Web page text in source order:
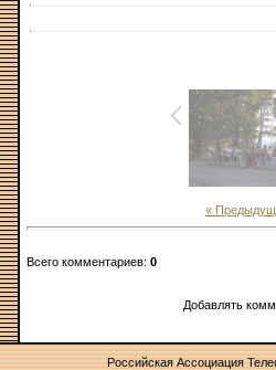
«
Всего комментариев: 0
Добавлять
Российская Ассоциация